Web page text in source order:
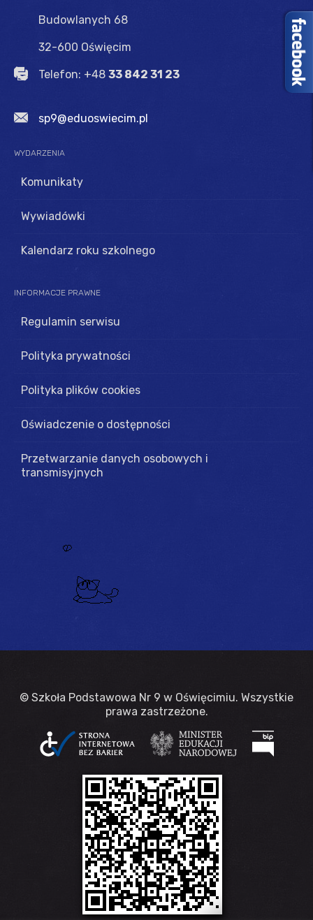
Budowlanych 68
32-600 Oświęcim
Telefon: +48 33 842 31 23
sp9@eduoswiecim.pl
WYDARZENIA
Komunikaty
Wywiadówki
Kalendarz roku szkolnego
INFORMACJE PRAWNE
Regulamin serwisu
Polityka prywatności
Polityka plików cookies
Oświadczenie o dostępności
Przetwarzanie danych osobowych i
transmisyjnych
© Szkoła Podstawowa Nr 9 w Oświęcimiu. Wszystkie
prawa zastrzeżone.